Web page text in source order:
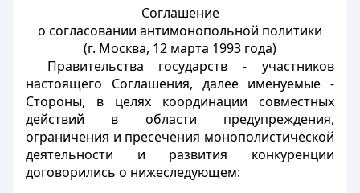
Соглашение
о согласовании антимонопольной политики
(г. Москва, 12 марта 1993 года)
Правительства государств - участников
настоящего Соглашения, далее именуемые -
Стороны, в целях координации совместных
действий в области предупреждения,
ограничения и пресечения монополистической
деятельности и развития конкуренции
договорились о нижеследующем: